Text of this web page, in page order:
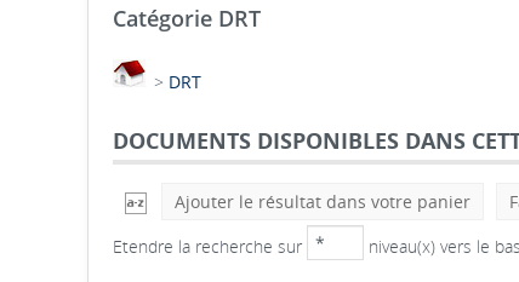
Catégorie DRT
> DRT
DOCUMENTS DISPONIBLES DANS
Ajouter le résultat dans votre panier
Etendre la recherche sur
niveau(x) vers le bas